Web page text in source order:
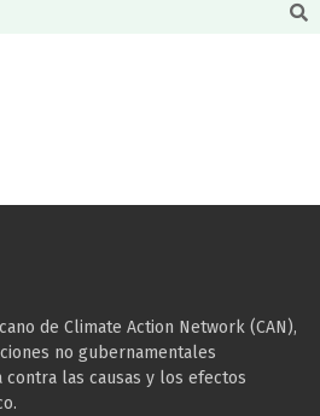
de Climate Action Network (CAN),
no gubernamentales
las causas y los efectos